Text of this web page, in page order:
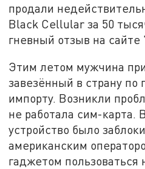
продали
Black Cellular за 50
гневный отзыв на
Этим летом мужчина
завезённый в страну по
импорту. Возникли
не работала сим-карта.
устройство было
американским
гаджетом пользоваться